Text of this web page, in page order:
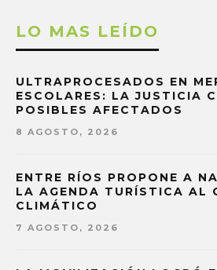
LO MAS LEÍDO
ULTRAPROCESADOS EN
ESCOLARES: LA JUSTICIA
POSIBLES AFECTADOS
8 AGOSTO, 2026
ENTRE RÍOS PROPONE A
LA AGENDA TURÍSTICA AL
CLIMÁTICO
7 AGOSTO, 2026